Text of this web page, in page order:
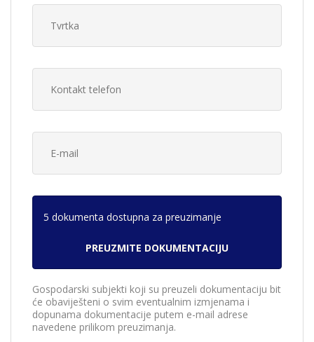
5 dokumenta dostupna za preuzimanje
Gospodarski subjekti koji su preuzeli dokumentaciju bit
će obaviješteni o svim eventualnim izmjenama i
dopunama dokumentacije putem e-mail adrese
navedene prilikom preuzimanja.